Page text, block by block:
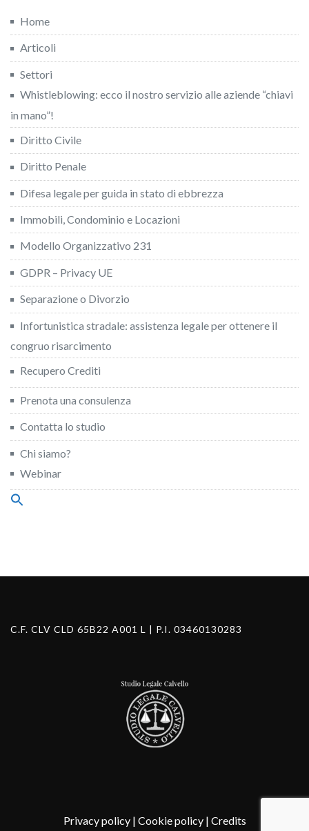
Home
Articoli
Settori
Whistleblowing: ecco il nostro servizio alle aziende “chiavi
in mano”!
Diritto Civile
Diritto Penale
Difesa legale per guida in stato di ebbrezza
Immobili, Condominio e Locazioni
Modello Organizzativo 231
GDPR – Privacy UE
Separazione o Divorzio
Infortunistica stradale: assistenza legale per ottenere il
congruo risarcimento
Recupero Crediti
Prenota una consulenza
Contatta lo studio
Chi siamo?
Webinar
Search
C.F. CLV CLD 65B22 A001 L | P.I. 03460130283
Privacy policy| Cookie policy| Credits